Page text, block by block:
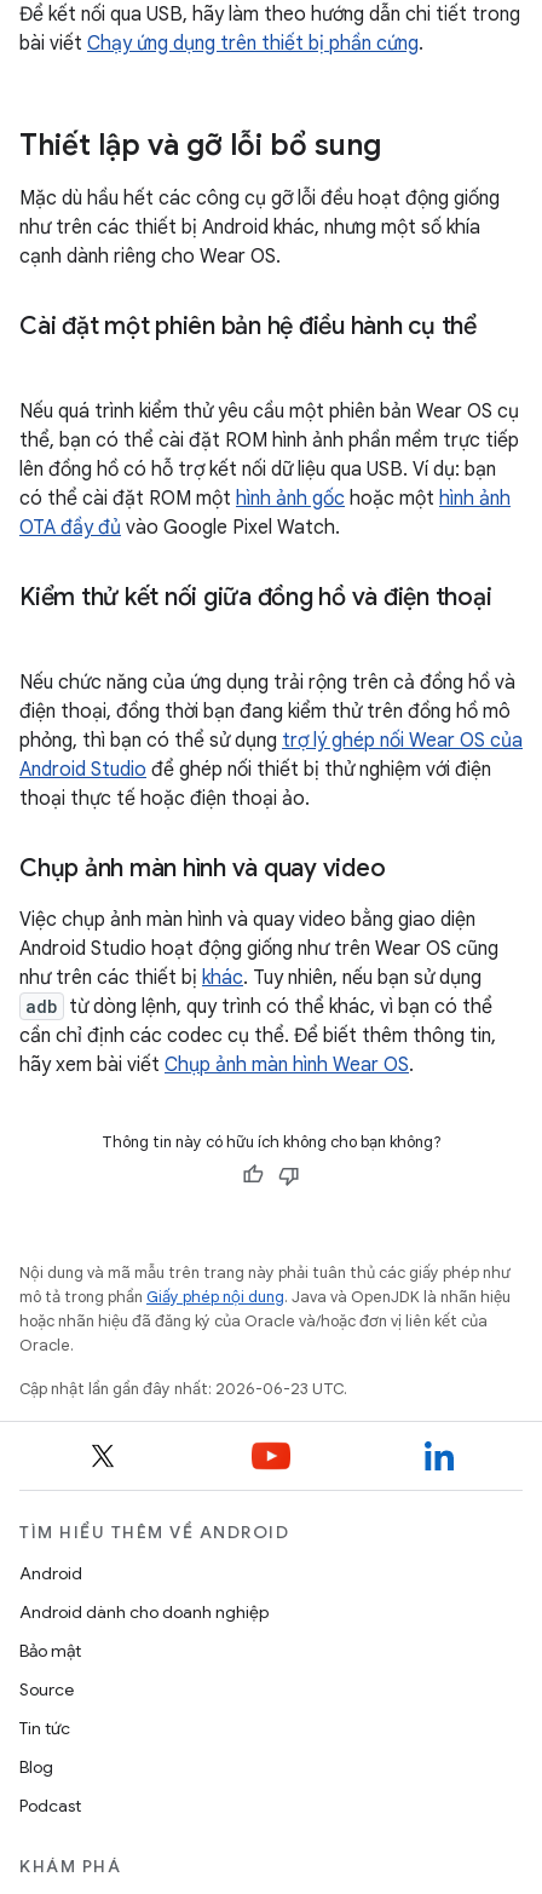
Để kết nối qua USB, hãy làm theo hướng dẫn chi tiết trong
bài viết Chạy ứng dụng trên thiết bị phần cứng.
Thiết lập và gỡ lỗi bổ sung
Mặc dù hầu hết các công cụ gỡ lỗi đều hoạt động giống
như trên các thiết bị Android khác, nhưng một số khía
cạnh dành riêng cho Wear OS.
Cài đặt một phiên bản hệ điều hành cụ thể
Nếu quá trình kiểm thử yêu cầu một phiên bản Wear OS cụ
thể, bạn có thể cài đặt ROM hình ảnh phần mềm trực tiếp
lên đồng hồ có hỗ trợ kết nối dữ liệu qua USB. Ví dụ: bạn
có thể cài đặt ROM một hình ảnh gốc hoặc một hình ảnh
OTA đầy đủ vào Google Pixel Watch.
Kiểm thử kết nối giữa đồng hồ và điện thoại
Nếu chức năng của ứng dụng trải rộng trên cả đồng hồ và
điện thoại, đồng thời bạn đang kiểm thử trên đồng hồ mô
phỏng, thì bạn có thể sử dụng trợ lý ghép nối Wear OS của
Android Studio để ghép nối thiết bị thử nghiệm với điện
thoại thực tế hoặc điện thoại ảo.
Chụp ảnh màn hình và quay video
Việc chụp ảnh màn hình và quay video bằng giao diện
Android Studio hoạt động giống như trên Wear OS cũng
như trên các thiết bị khác. Tuy nhiên, nếu bạn sử dụng
adb từ dòng lệnh, quy trình có thể khác, vì bạn có thể
cần chỉ định các codec cụ thể. Để biết thêm thông tin,
hãy xem bài viết Chụp ảnh màn hình Wear OS.
Thông tin này có hữu ích không cho bạn không?
Nội dung và mã mẫu trên trang này phải tuân thủ các giấy phép như
mô tả trong phần Giấy phép nội dung. Java và OpenJDK là nhãn hiệu
hoặc nhãn hiệu đã đăng ký của Oracle và/hoặc đơn vị liên kết của
Oracle.
Cập nhật lần gần đây nhất: 2026-06-23 UTC.
TÌM HIỂU THÊM VỀ ANDROID
Android
Android dành cho doanh nghiệp
Bảo mật
Source
Tin tức
Blog
Podcast
KHÁM PHÁ